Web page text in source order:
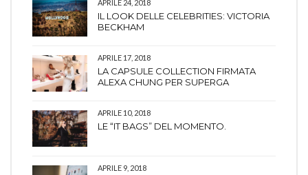
APRILE 24, 2018
IL LOOK DELLE CELEBRITIES: VICTORIA
BECKHAM
APRILE 17, 2018
LA CAPSULE COLLECTION FIRMATA
ALEXA CHUNG PER SUPERGA
APRILE 10, 2018
LE “IT BAGS” DEL MOMENTO.
APRILE 9, 2018